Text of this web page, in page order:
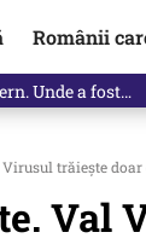
Românii
dincolo de…
trăiește
Val